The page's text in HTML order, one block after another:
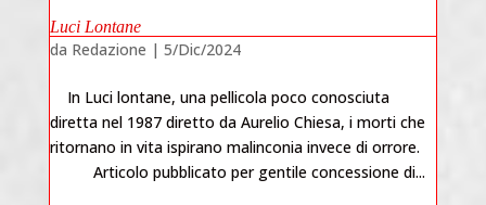
Luci Lontane
da Redazione | 5/Dic/2024
In Luci lontane, una pellicola poco conosciuta
diretta nel 1987 diretto da Aurelio Chiesa, i morti che
ritornano in vita ispirano malinconia invece di orrore.
Articolo pubblicato per gentile concessione di...